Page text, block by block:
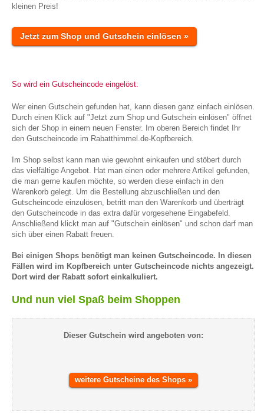
kleinen Preis!
Jetzt zum Shop und Gutschein einlösen »
So wird ein Gutscheincode eingelöst:
Wer einen Gutschein gefunden hat, kann diesen ganz einfach einlösen.
Durch einen Klick auf "Jetzt zum Shop und Gutschein einlösen" öffnet
sich der Shop in einem neuen Fenster. Im oberen Bereich findet Ihr
den Gutscheincode im Rabatthimmel.de-Kopfbereich.
Im Shop selbst kann man wie gewohnt einkaufen und stöbert durch
das vielfältige Angebot. Hat man einen oder mehrere Artikel gefunden,
die man gerne kaufen möchte, so werden diese einfach in den
Warenkorb gelegt. Um die Bestellung abzuschließen und den
Gutscheincode einzulösen, betritt man den Warenkorb und überträgt
den Gutscheincode in das extra dafür vorgesehene Eingabefeld.
Anschließend klickt man auf "Gutschein einlösen" und schon darf man
sich über einen Rabatt freuen.
Bei einigen Shops benötigt man keinen Gutscheincode. In diesen
Fällen wird im Kopfbereich unter Gutscheincode nichts angezeigt.
Dort wird der Rabatt sofort einkalkuliert.
Und nun viel Spaß beim Shoppen
Dieser Gutschein wird angeboten von:
weitere Gutscheine des Shops »